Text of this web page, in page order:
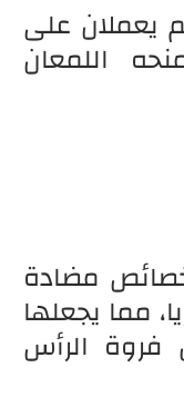
يعملان على
اللمعان
مضادة
مما يجعلها
الرأس